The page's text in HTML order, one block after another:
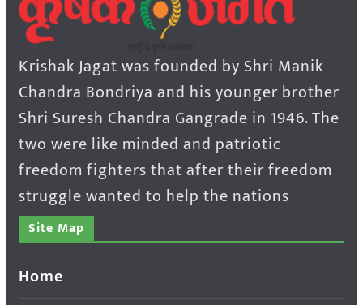
Krishak Jagat was founded by Shri Manik
Chandra Bondriya and his younger brother
Shri Suresh Chandra Gangrade in 1946. The
two were like minded and patriotic
freedom fighters that after their freedom
struggle wanted to help the nations
Site Map
Home